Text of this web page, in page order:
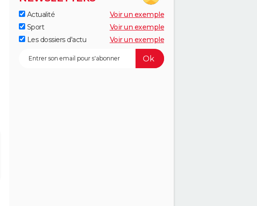
Actualité
Voir un exemple
Sport
Voir un exemple
Les dossiers d'actu
Voir un exemple